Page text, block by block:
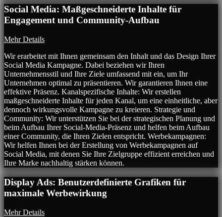
Social Media: Maßgeschneiderte Inhalte für
Engagement und Community-Aufbau
Mehr Details
Wir erarbeitet mit Ihnen gemeinsam den Inhalt und das Design Ihrer
Social Media Kampagne. Dabei beziehen wir Ihren
Unternehmensstil und Ihre Ziele umfassend mit ein, um Ihr
Unternehmen optimal zu präsentieren. Wir garantieren Ihnen eine
effektive Präsenz. Kanalspezifische Inhalte: Wir erstellen
maßgeschneiderte Inhalte für jeden Kanal, um eine einheitliche, aber
dennoch wirkungsvolle Kampagne zu kreieren. Strategie und
Community: Wir unterstützen Sie bei der strategischen Planung und
beim Aufbau Ihrer Social-Media-Präsenz und helfen beim Aufbau
einer Community, die Ihren Zielen entspricht. Werbekampagnen:
Wir helfen Ihnen bei der Erstellung von Werbekampagnen auf
Social Media, mit denen Sie Ihre Zielgruppe effizient erreichen und
Ihre Marke nachhaltig stärken können.
Display Ads: Benutzerdefinierte Grafiken für
maximale Werbewirkung
Mehr Details